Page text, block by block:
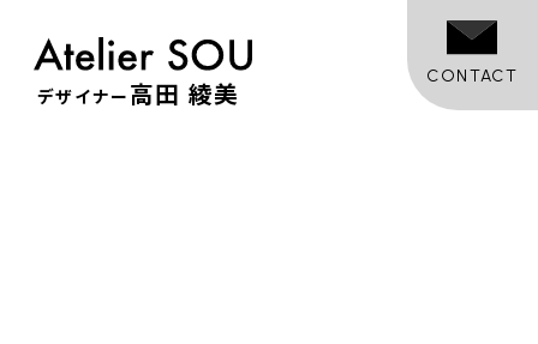
デザイナー 高田 綾美
CONTACT